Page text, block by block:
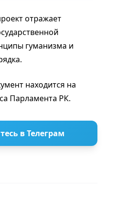
отражает
гуманизма и
находится на
Парламента РК.
в Телеграм